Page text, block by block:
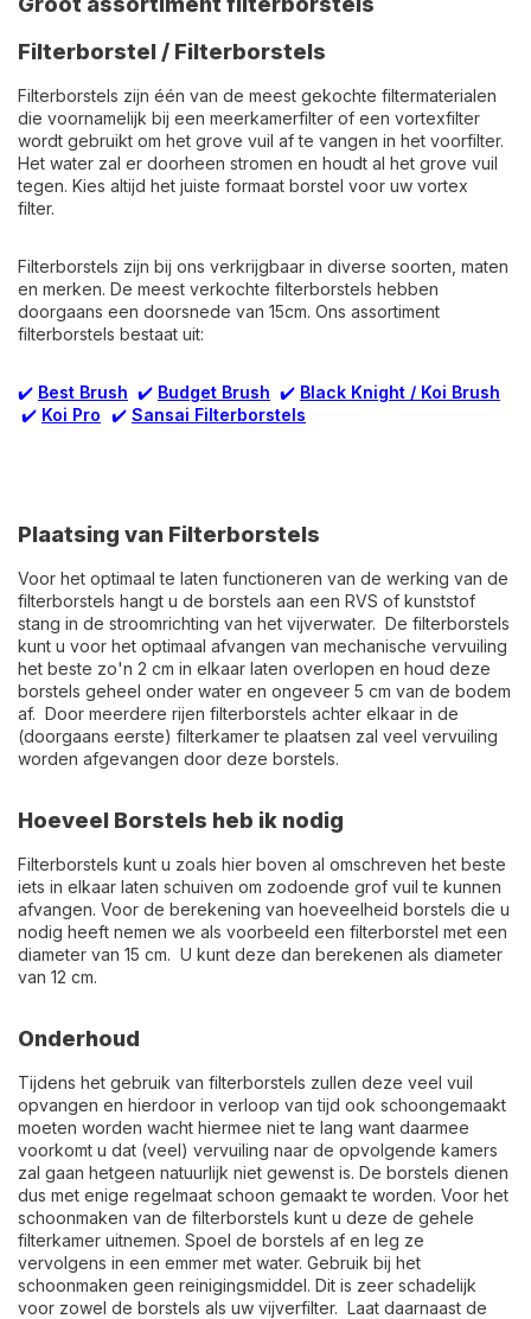
Filterborstel / Filterborstels
Filterborstels zijn één van de meest gekochte filtermaterialen
die voornamelijk bij een meerkamerfilter of een vortexfilter
wordt gebruikt om het grove vuil af te vangen in het voorfilter.
Het water zal er doorheen stromen en houdt al het grove vuil
tegen. Kies altijd het juiste formaat borstel voor uw vortex
filter.
Filterborstels zijn bij ons verkrijgbaar in diverse soorten, maten
en merken. De meest verkochte filterborstels hebben
doorgaans een doorsnede van 15cm. Ons assortiment
filterborstels bestaat uit:
✔️ Best Brush ✔️ Budget Brush ✔️ Black Knight / Koi Brush
✔️ Koi Pro ✔️ Sansai Filterborstels
Plaatsing van Filterborstels
Voor het optimaal te laten functioneren van de werking van de
filterborstels hangt u de borstels aan een RVS of kunststof
stang in de stroomrichting van het vijverwater. De filterborstels
kunt u voor het optimaal afvangen van mechanische vervuiling
het beste zo'n 2 cm in elkaar laten overlopen en houd deze
borstels geheel onder water en ongeveer 5 cm van de bodem
af. Door meerdere rijen filterborstels achter elkaar in de
(doorgaans eerste) filterkamer te plaatsen zal veel vervuiling
worden afgevangen door deze borstels.
Hoeveel Borstels heb ik nodig
Filterborstels kunt u zoals hier boven al omschreven het beste
iets in elkaar laten schuiven om zodoende grof vuil te kunnen
afvangen. Voor de berekening van hoeveelheid borstels die u
nodig heeft nemen we als voorbeeld een filterborstel met een
diameter van 15 cm. U kunt deze dan berekenen als diameter
van 12 cm.
Onderhoud
Tijdens het gebruik van filterborstels zullen deze veel vuil
opvangen en hierdoor in verloop van tijd ook schoongemaakt
moeten worden wacht hiermee niet te lang want daarmee
voorkomt u dat (veel) vervuiling naar de opvolgende kamers
zal gaan hetgeen natuurlijk niet gewenst is. De borstels dienen
dus met enige regelmaat schoon gemaakt te worden. Voor het
schoonmaken van de filterborstels kunt u deze de gehele
filterkamer uitnemen. Spoel de borstels af en leg ze
vervolgens in een emmer met water. Gebruik bij het
schoonmaken geen reinigingsmiddel. Dit is zeer schadelijk
voor zowel de borstels als uw vijverfilter. Laat daarnaast de